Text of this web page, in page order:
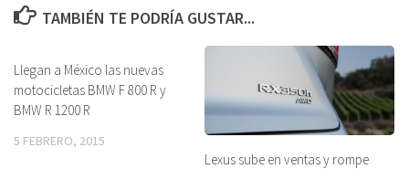
TAMBIÉN TE PODRÍA GUSTAR...
Llegan a México las nuevas
motocicletas BMW F 800 R y
BMW R 1200 R
5 FEBRERO, 2015
Lexus sube en ventas y rompe